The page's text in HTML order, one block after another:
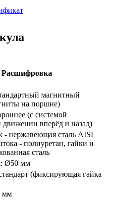
Расшифровка
магнитный
на поршне)
(с системой
вперёд и назад)
- нержавеющая сталь AISI
- полиуретан, гайки и
сталь
Ø50 мм
(фиксирующая гайка
мм